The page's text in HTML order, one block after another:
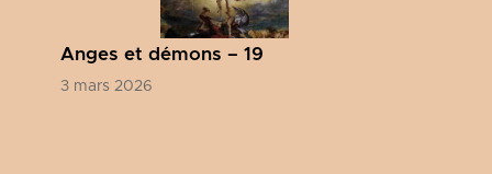
Anges et démons – 19
3 mars 2026